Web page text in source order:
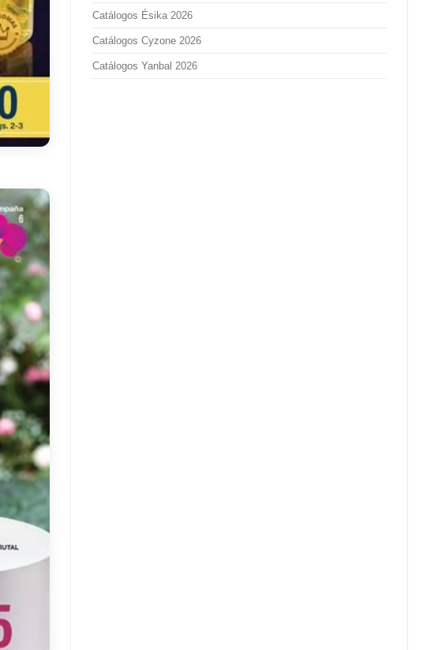
Catálogos Ésika 2026
Catálogos Cyzone 2026
Catálogos Yanbal 2026